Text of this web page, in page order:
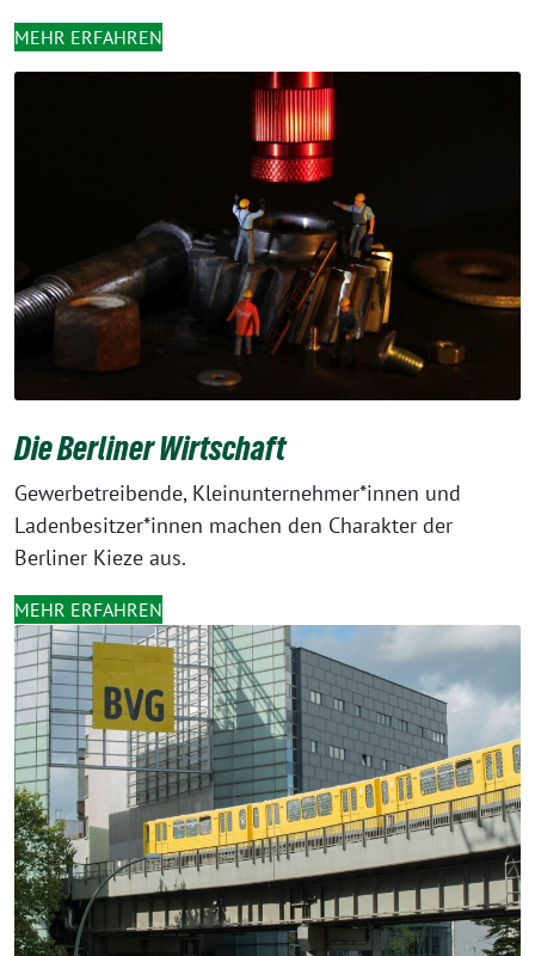
MEHR ERFAHREN
Die Berliner Wirtschaft
Gewerbetreibende, Kleinunternehmer*innen und
Ladenbesitzer*innen machen den Charakter der
Berliner Kieze aus.
MEHR ERFAHREN